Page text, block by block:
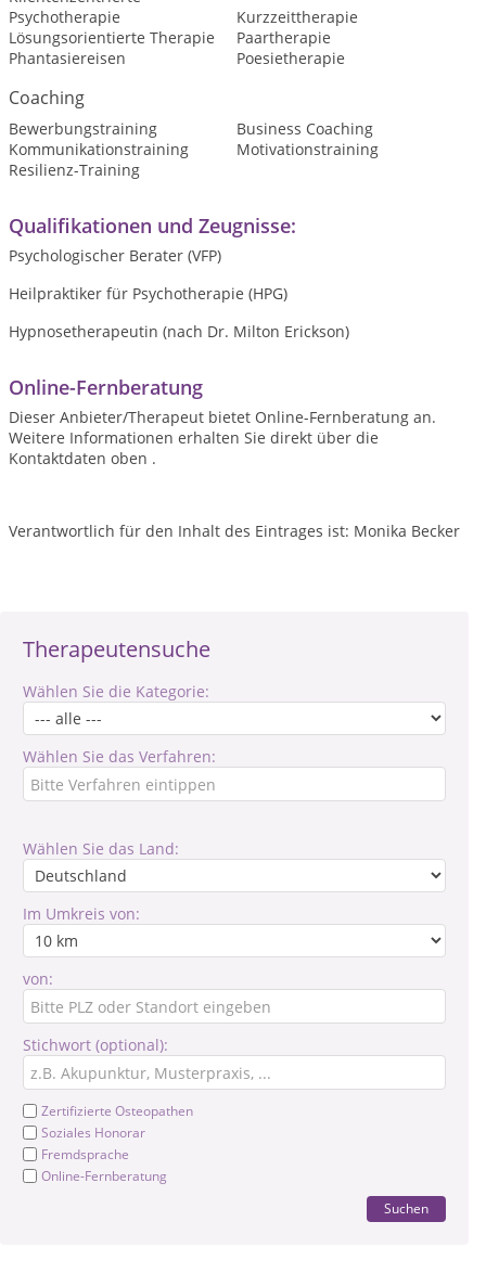
Therapeutensuche
Wählen Sie die Kategorie:
Wählen Sie das Verfahren:
Wählen Sie das Land:
Im Umkreis von:
von:
Stichwort (optional):
Zertifizierte Osteopathen
Soziales Honorar
Fremdsprache
Online-Fernberatung
Suchen
Psychotherapie
Kurzzeittherapie
Lösungsorientierte Therapie
Paartherapie
Phantasiereisen
Poesietherapie
Coaching
Bewerbungstraining
Business Coaching
Kommunikationstraining
Motivationstraining
Resilienz-Training
Qualifikationen und Zeugnisse:
Psychologischer Berater (VFP)
Heilpraktiker für Psychotherapie (HPG)
Hypnosetherapeutin (nach Dr. Milton Erickson)
Online-Fernberatung
Dieser Anbieter/Therapeut bietet Online-Fernberatung an.
Weitere Informationen erhalten Sie direkt über die
Kontaktdaten oben .
Verantwortlich für den Inhalt des Eintrages ist: Monika Becker